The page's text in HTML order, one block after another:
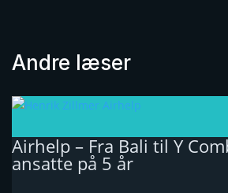
Andre læser
Airhelp – Fra Bali til Y
ansatte på 5 år